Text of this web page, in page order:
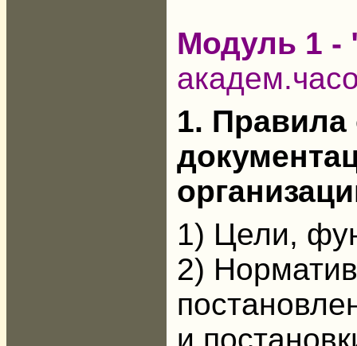
Модуль 1 -
1. Правила
1) Цели,
2)